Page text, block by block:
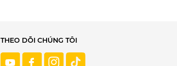
THEO DÕI CHÚNG TÔI